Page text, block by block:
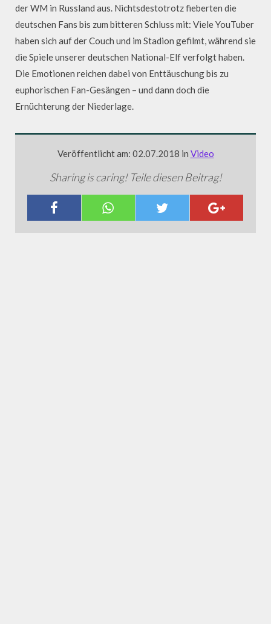
der WM in Russland aus. Nichtsdestotrotz fieberten die
deutschen Fans bis zum bitteren Schluss mit: Viele YouTuber
haben sich auf der Couch und im Stadion gefilmt, während sie
die Spiele unserer deutschen National-Elf verfolgt haben.
Die Emotionen reichen dabei von Enttäuschung bis zu
euphorischen Fan-Gesängen – und dann doch die
Ernüchterung der Niederlage.
Veröffentlicht am: 02.07.2018 in Video
Sharing is caring! Teile diesen Beitrag!